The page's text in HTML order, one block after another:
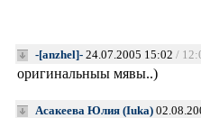
-[anzhel]- 24.07.2005 15:02 /
оригинальныы мявы..)
Асакеева Юлия (Iuka)